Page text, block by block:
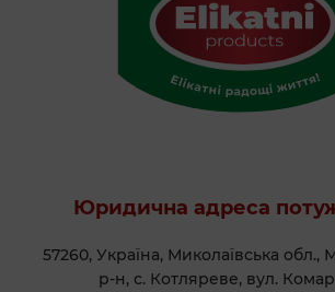
Юридична адреса
57260, Україна, Миколаївська обл.,
р-н, с. Котляреве, вул.